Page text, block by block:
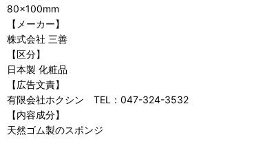
80×100mm
【メーカー】
株式会社 三善
【区分】
日本製 化粧品
【広告文責】
有限会社ホクシン TEL：047-324-3532
【内容成分】
天然ゴム製のスポンジ